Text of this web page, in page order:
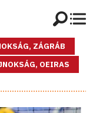
ZÁGRÁB
OEIRAS